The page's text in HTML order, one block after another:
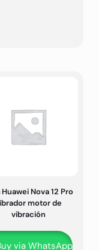
Nova 12 Pro
motor de
vibración
via WhatsApp